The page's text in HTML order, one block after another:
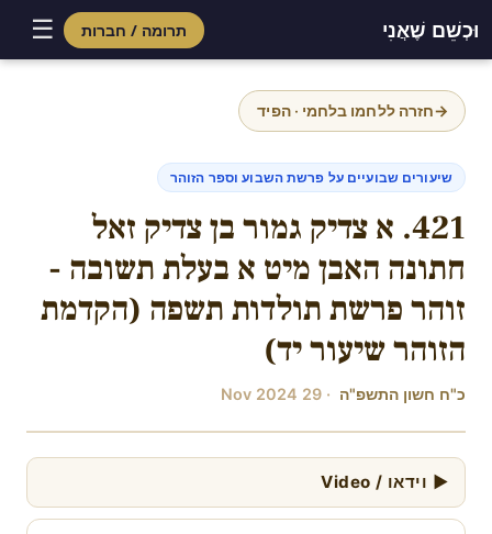
וּכְשֵׁם שֶׁאֲנִי תרומה / חברות ☰
→חזרה ללחמו בלחמי · הפיד
שיעורים שבועיים על פרשת השבוע וספר הזוהר
421. א צדיק גמור בן צדיק זאל
חתונה האבן מיט א בעלת תשובה -
זוהר פרשת תולדות תשפה (הקדמת
הזוהר שיעור יד)
כ"ח חשון התשפ"ה · 29 Nov 2024
▶ וידאו / Video